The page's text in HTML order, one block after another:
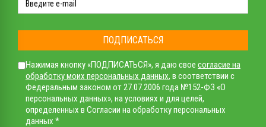
ПОДПИСАТЬСЯ
Нажимая кнопку «ПОДПИСАТЬСЯ», я даю свое согласие на
обработку моих персональных данных, в соответствии с
Федеральным законом от 27.07.2006 года №152-ФЗ «О
персональных данных», на условиях и для целей,
определенных в Согласии на обработку персональных
данных *